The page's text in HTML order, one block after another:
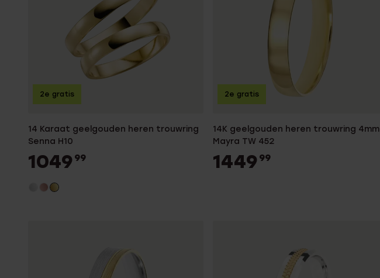
Enkelbandjes
Accessoires
14 Karaat geelgouden heren trouwring
Senna H10
1049 99
2e gratis
14K geelgouden heren trouwring 4mm
Mayra TW 452
1449 99
2e gratis